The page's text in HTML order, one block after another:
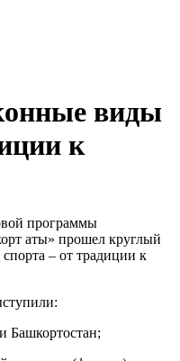
виды
к
программы
аты» прошел круглый
– от традиции к
Башкортостан;